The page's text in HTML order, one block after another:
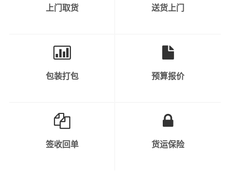
材料、半成品和成品，如钢材、塑料
4、机械设备和重型货物：包括工程
施的化学品、气体、液体、易燃物
上门取货 送货上门
包装打包 预算报价
签收回单 货运保险